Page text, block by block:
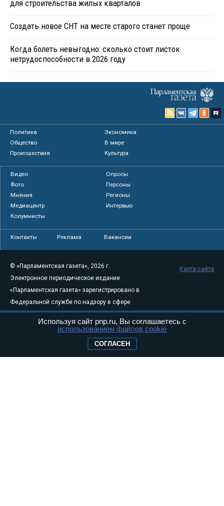
для строительства жилых кварталов
Создать новое СНТ на месте старого станет проще
Когда болеть невыгодно: сколько стоит листок
нетрудоспособности в 2026 году
Политика
Экономика
Общество
В мире
Происшествия
Культура
Видео
Опросы
Фото
Персоны
Мнения
Регионы
Медиацентр
Интервью
Колумнисты
Контакты Реклама Вакансии
© «Парламентская газета», 2026 г.
Электронное периодическое издание
«Парламентская газета» зарегистрировано в
Федеральной службе по надзору в сфере
связи, информационных технологий и
массовых коммуникаций (Роскомнадзор) 05
Свидетельство о регистрации Эл № ФС77-
Карта сайта
Используя сайт pnp.ru, Вы соглашаетесь с
использованием файлов cookie
СОГЛАСЕН